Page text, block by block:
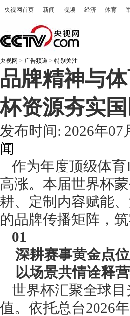
央视网首页 新闻 视频 经济 体育
央视网 > 广告频道 > 特别关注
品牌精神与
杯资源夯实
发布时间: 2026年
闻
作为年度顶级体
高涨。本届世界杯
耕、定制内容赋能
的品牌传播矩阵，
01
深耕赛事黄金点位
以场景共情诠释
世界杯汇聚全球
值。依托总台2026